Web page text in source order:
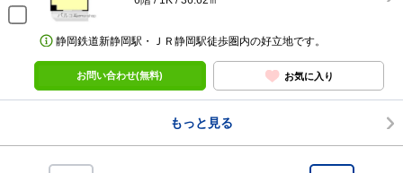
静岡鉄道新静岡駅・ＪＲ静岡駅徒歩圏内の好立地です。
お問い合わせ(無料) お気に入り
もっと見る